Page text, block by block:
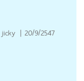
jicky | 20/9/2547